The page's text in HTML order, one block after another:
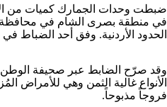
ضبطت وحدات الجمارك كميات من
في منطقة بصرى الشام في محافظة
الحدود الأردنية. وفق أحد الضباط في
وقد صرّح الضابط عبر صحيفة الوطن
فروجاً مذبوحاً.